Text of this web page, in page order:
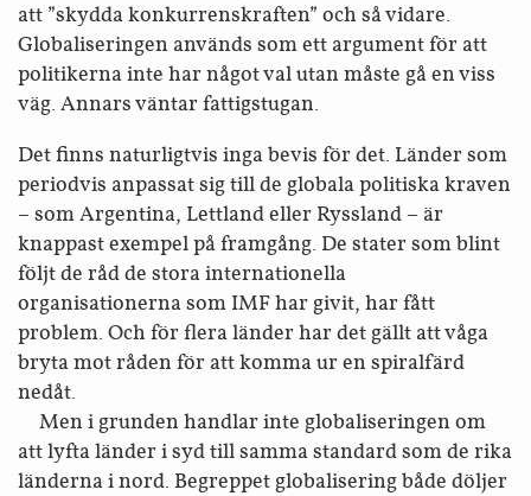
att ”skydda konkurrenskraften” och så vidare.
Globaliseringen används som ett argument för att
politikerna inte har något val utan måste gå en viss
väg. Annars väntar fattigstugan.
Det finns naturligtvis inga bevis för det. Länder som
periodvis anpassat sig till de globala politiska kraven
– som Argentina, Lettland eller Ryssland – är
knappast exempel på framgång. De stater som blint
följt de råd de stora internationella
organisationerna som IMF har givit, har fått
problem. Och för flera länder har det gällt att våga
bryta mot råden för att komma ur en spiralfärd
nedåt.
Men i grunden handlar inte globaliseringen om
att lyfta länder i syd till samma standard som de rika
länderna i nord. Begreppet globalisering både döljer